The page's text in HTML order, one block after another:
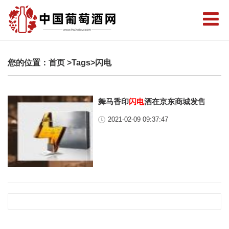
您的位置： 首页 >Tags>闪电
舞马香印闪电酒在京东商城发售
2021-02-09 09:37:47